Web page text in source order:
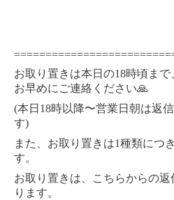
お取り置きは本日の18時頃まで
お早めにご連絡ください🙏
(本日 18時以降〜営業日朝は返
す)
また、お取り置きは1種類につき
す。
お取り置きは、こちらからの
ります。